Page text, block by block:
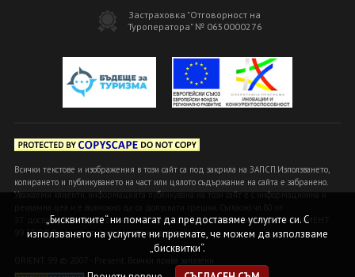
Застраховка "Отговорност на
Туроператора" № 0650000276
Всички текстове и изображения в този сайт са под закрила на ЗАПСП.Използването,
копирането и публикуването на част или цялото съдържание на сайта е забранено.
Уважаеми клиенти, информацията публикувана на този сайт е с информационна и
ЗТ достоверна и вярна се счита информацията, предоставена в офисите ОРИЕНТ
99 БГ ООД или на оторизираните ни агенти!
„Бисквитките“ ни помагат да предоставяме услугите си. С
използването на услугите ни приемате, че можем да използваме
„бисквитки“.